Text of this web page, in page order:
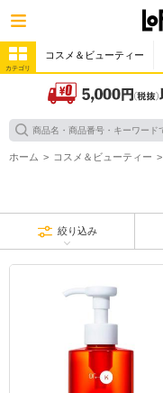
カテゴリ
コスメ＆ビューティー
ホーム コスメ＆ビューティー
絞り込み